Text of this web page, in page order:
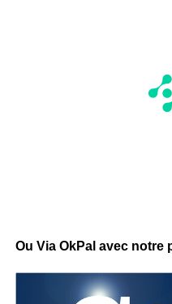
Ou Via OkPal avec notre